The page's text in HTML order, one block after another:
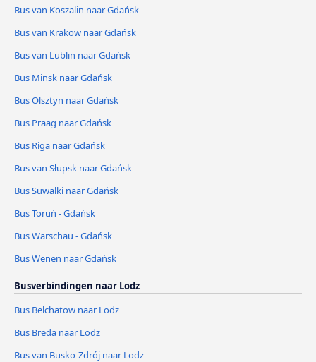
Bus van Koszalin naar Gdańsk
Bus van Krakow naar Gdańsk
Bus van Lublin naar Gdańsk
Bus Minsk naar Gdańsk
Bus Olsztyn naar Gdańsk
Bus Praag naar Gdańsk
Bus Riga naar Gdańsk
Bus van Słupsk naar Gdańsk
Bus Suwalki naar Gdańsk
Bus Toruń - Gdańsk
Bus Warschau - Gdańsk
Bus Wenen naar Gdańsk
Busverbindingen naar Lodz
Bus Belchatow naar Lodz
Bus Breda naar Lodz
Bus van Busko-Zdrój naar Lodz